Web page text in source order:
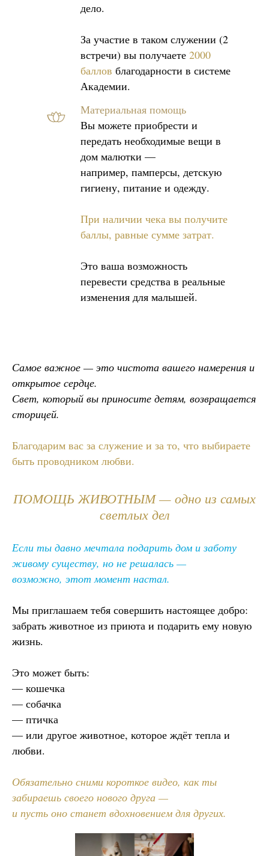
дело.
За участие в таком служении (2
встречи) вы получаете 2000
баллов благодарности в системе
Академии.
Материальная помощь
Вы можете приобрести и
передать необходимые вещи в
дом малютки —
например, памперсы, детскую
гигиену, питание и одежду.
При наличии чека вы получите
баллы, равные сумме затрат.
Это ваша возможность
перевести средства в реальные
изменения для малышей.
Самое важное — это чистота вашего намерения и
открытое сердце.
Свет, который вы приносите детям, возвращается
сторицей.
Благодарим вас за служение и за то, что выбираете
быть проводником любви.
ПОМОЩЬ ЖИВОТНЫМ — одно из самых
светлых дел
Если ты давно мечтала подарить дом и заботу
живому существу, но не решалась —
возможно, этот момент настал.
Мы приглашаем тебя совершить настоящее добро:
забрать животное из приюта и подарить ему новую
жизнь.
Это может быть:
— кошечка
— собачка
— птичка
— или другое животное, которое ждёт тепла и
любви.
Обязательно сними короткое видео, как ты
забираешь своего нового друга —
и пусть оно станет вдохновением для других.